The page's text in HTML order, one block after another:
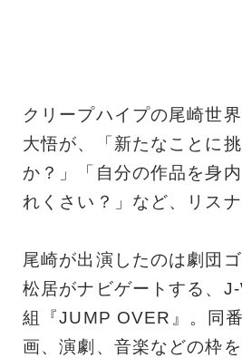
クリープハイプの尾崎世
大悟が、「新たなことに
か？」「自分の作品を身
れくさい？」など、リス
尾崎が出演したのは劇団
松居がナビゲートする、
組『JUMP OVER』。同
画、演劇、音楽などの枠